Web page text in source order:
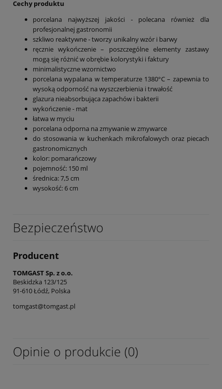
Cechy produktu
porcelana najwyższej jakości - polecana również dla
profesjonalnej gastronomii
szkliwo reaktywne - tworzy unikalny wzór i barwy
ręcznie wykończenie – poszczególne elementy zastawy
mogą się różnić w obrębie kolorystyki i faktury
minimalistyczne wzornictwo
porcelana wypalana w temperaturze 1380°C – zapewnia to
wysoką odporność na wyszczerbienia i trwałość
glazura nieabsorbująca zapachów i bakterii
wykończenie - mat
łatwa w myciu
porcelana odporna na zmywanie w zmywarce
do stosowania w kuchenkach mikrofalowych oraz piecach
gastronomicznych
kolor: pomarańczowy
pojemność: 150 ml
średnica: 7,5 cm
wysokość: 6 cm
Bezpieczeństwo
Producent
TOMGAST Sp. z o.o.
Beskidzka 123/125
91-610 Łódź, Polska
tomgast@tomgast.pl
Opinie o produkcie (0)